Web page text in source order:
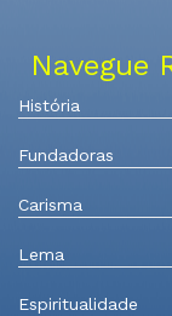
Navegue
História
Fundadoras
Carisma
Lema
Espiritualidade